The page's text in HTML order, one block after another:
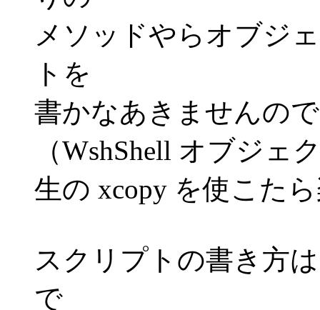
メソッドやらオブジ
トを
書かなあきませんの
（WshShell オブジェ
生の xcopy を使こた
スクリプトの書き方
で